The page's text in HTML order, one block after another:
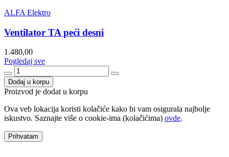
ALFA Elektro
Ventilator TA peći desni
1.480,00
Pogledaj sve
Dodaj u korpu
Proizvod je dodat u korpu
Ova veb lokacija koristi kolačiće kako bi vam osigurala najbolje
iskustvo. Saznajte više o cookie-ima (kolačićima) ovde.
Prihvatam